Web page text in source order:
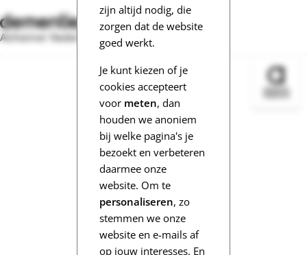
zijn altijd nodig, die
zorgen dat de website
goed werkt.
Je kunt kiezen of je
cookies accepteert
voor meten, dan
houden we anoniem
bij welke pagina's je
bezoekt en verbeteren
daarmee onze
website. Om te
personaliseren, zo
stemmen we onze
website en e-mails af
op jouw interesses. En
Alzheimer Nederland